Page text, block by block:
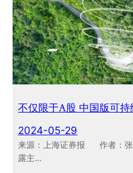
不仅限于A股 中国版可
2024-05-29
来源：上海证券报 作者：张
露主…